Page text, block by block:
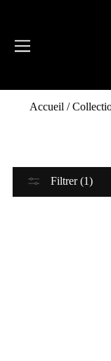
Accueil /
Filtrer (1)